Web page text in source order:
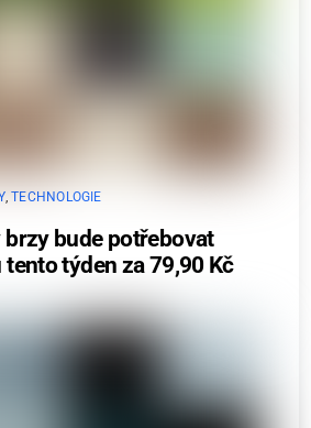
,TECHNOLOGIE
bude potřebovat
tento týden za 79,90 Kč